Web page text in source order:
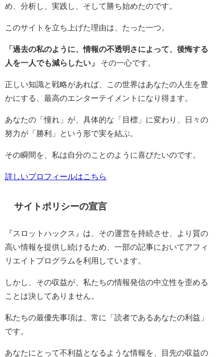
め、分析し、実践し、そして勝ち始めたのです。
このサイトを立ち上げた理由は、たった一つ。
「過去の私のように、情報の不透明さによって、後悔する
人を一人でも減らしたい」
その一心です。
正しい知識と戦略があれば、この世界はあなたの人生を豊
かにする、最高のエンターテイメントになり得ます。
あなたの「憧れ」が、具体的な「目標」に変わり、日々の
努力が「勝利」という形で実を結ぶ。
その瞬間を、私は自分のことのように喜びたいのです。
詳しいプロフィールはこちら
サイトポリシーの宣言
『スロットハックス』は、その運営を持続させ、より質の
高い情報を提供し続けるため、一部の記事においてアフィ
リエイトプログラムを利用しています。
しかし、その収益が、私たちの情報発信の中立性を歪める
ことは決してありません。
私たちの最優先事項は、常に「読者であるあなたの利益」
です。
あなたにとって不利益となるような情報を、目先の収益の